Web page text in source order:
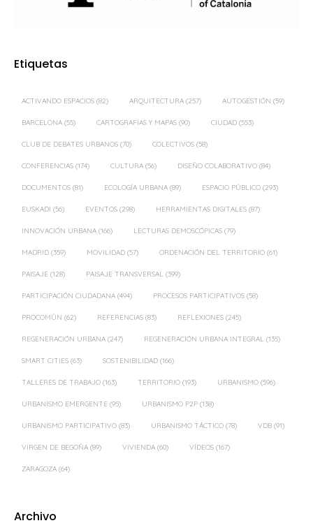
Etiquetas
ACTIVANDO ESPACIOS (82) ARQUITECTURA (257) AUTOGESTIÓN (59)
BARCELONA (55) CARTOGRAFÍAS Y MAPAS (90) CIUDAD (553)
CLUB DE DEBATES URBANOS (70) COLECTIVOS (58)
CONFERENCIAS (174) CULTURA (56) DISEÑO COLABORATIVO (84)
DOCUMENTOS (81) ECOLOGÍA URBANA (89) ESPACIO PÚBLICO (293)
EUSKADI (56) EVENTOS (298) HERRAMIENTAS DIGITALES (87)
INNOVACIÓN URBANA (166) LECTURAS DEMOSCÓPICAS (79)
MADRID (359) MOVILIDAD (57) ORDENACIÓN DEL TERRITORIO (61)
PAISAJE (128) PAISAJE TRANSVERSAL (399)
PARTICIPACIÓN CIUDADANA (494) PROCESOS PARTICIPATIVOS (58)
PROCOMÚN (62) REFERENCIAS (83) REFLEXIONES (245)
REGENERACIÓN URBANA (247) REGENERACIÓN URBANA INTEGRAL (135)
SMART CITIES (63) SOSTENIBILIDAD (166)
TALLERES DE TRABAJO (163) TERRITORIO (193) URBANISMO (596)
URBANISMO EMERGENTE (95) URBANISMO P2P (138)
URBANISMO PARTICIPATIVO (83) URBANISMO TÁCTICO (78) VDB (91)
VIRGEN DE BEGOÑA (89) VIVIENDA (60) VÍDEOS (167)
ZARAGOZA (64)
Archivo